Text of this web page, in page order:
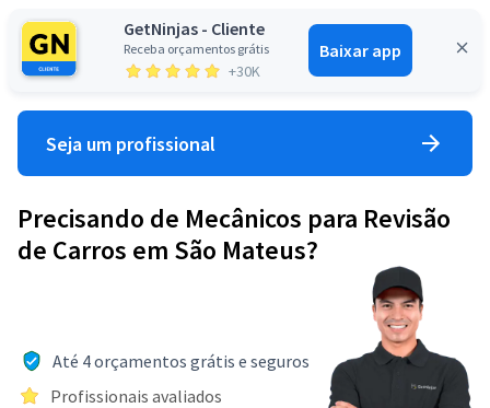
GetNinjas - Cliente
Receba orçamentos grátis
+30K
Baixar app
Entrar
Seja um profissional
Precisando de Mecânicos para Revisão
de Carros em São Mateus?
Até 4 orçamentos grátis e seguros
Profissionais avaliados